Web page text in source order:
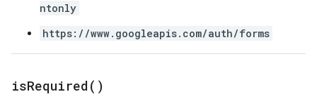
ntonly
https://www.googleapis.com/auth/forms
isRequired( )